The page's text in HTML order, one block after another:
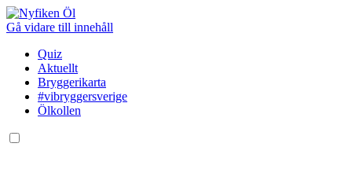
Gå vidare till innehåll
Quiz
Aktuellt
Bryggerikarta
#vibryggersverige
Ölkollen